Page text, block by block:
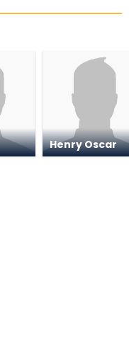
Henry Oscar